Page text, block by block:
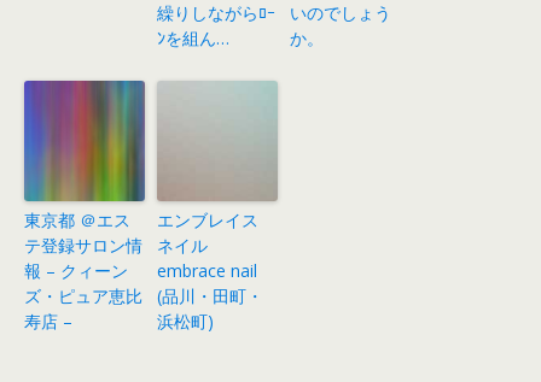
繰りしながらﾛｰ
ﾝを組ん…
いのでしょう
か。
東京都 ＠エス
テ登録サロン情
報 – クィーン
ズ・ピュア恵比
寿店 –
エンブレイス
ネイル
embrace nail
(品川・田町・
浜松町)